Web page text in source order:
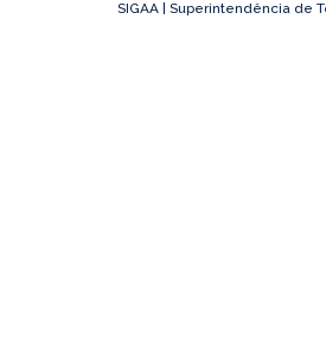
SIGAA | Superintendência de